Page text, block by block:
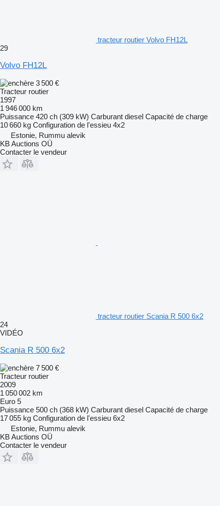
tracteur routier Volvo FH12L
29
Volvo FH12L
3 500 €
Tracteur routier
1997
1 946 000 km
Puissance 420 ch (309 kW) Carburant diesel Capacité de charge
10 660 kg Configuration de l'essieu 4x2
Estonie, Rummu alevik
KB Auctions OÜ
Contacter le vendeur
tracteur routier Scania R 500 6x2
24
VIDÉO
Scania R 500 6x2
7 500 €
Tracteur routier
2009
1 050 002 km
Euro 5
Puissance 500 ch (368 kW) Carburant diesel Capacité de charge
17 055 kg Configuration de l'essieu 6x2
Estonie, Rummu alevik
KB Auctions OÜ
Contacter le vendeur